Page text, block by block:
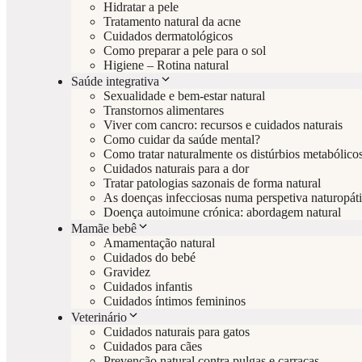
Hidratar a pele
Tratamento natural da acne
Cuidados dermatológicos
Como preparar a pele para o sol
Higiene – Rotina natural
Saúde integrativa
Sexualidade e bem-estar natural
Transtornos alimentares
Viver com cancro: recursos e cuidados naturais
Como cuidar da saúde mental?
Como tratar naturalmente os distúrbios
Cuidados naturais para a dor
Tratar patologias sazonais de forma natural
As doenças infecciosas numa perspetiva
Doença autoimune crónica: abordagem natural
Mamãe bebê
Amamentação natural
Cuidados do bebé
Gravidez
Cuidados infantis
Cuidados íntimos femininos
Veterinário
Cuidados naturais para gatos
Cuidados para cães